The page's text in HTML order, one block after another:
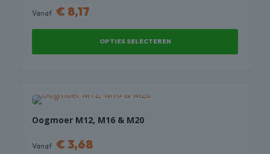
optie
worden
Vanaf € 8,17
OPTIES SELECTEREN
meerdere
variaties.
optie
Oogmoer M12, M16 & M20
Vanaf €3,68